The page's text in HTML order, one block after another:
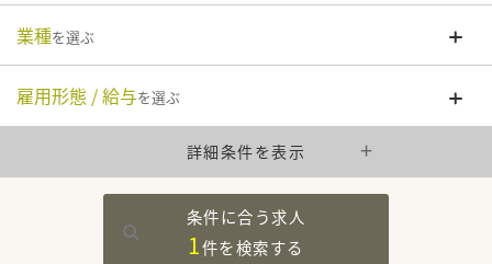
業種を選ぶ
雇用形態 / 給与を選ぶ
詳細条件を表示
条件に合う求人
1件を検索する